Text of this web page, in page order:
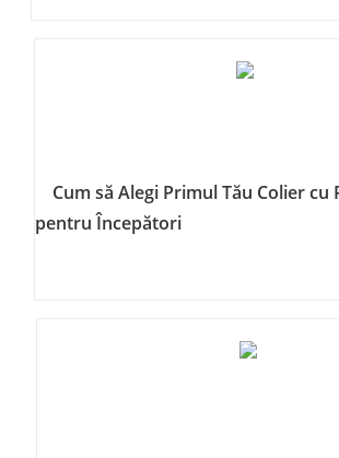
Cum să Alegi Primul Tău Colier cu
pentru Începători